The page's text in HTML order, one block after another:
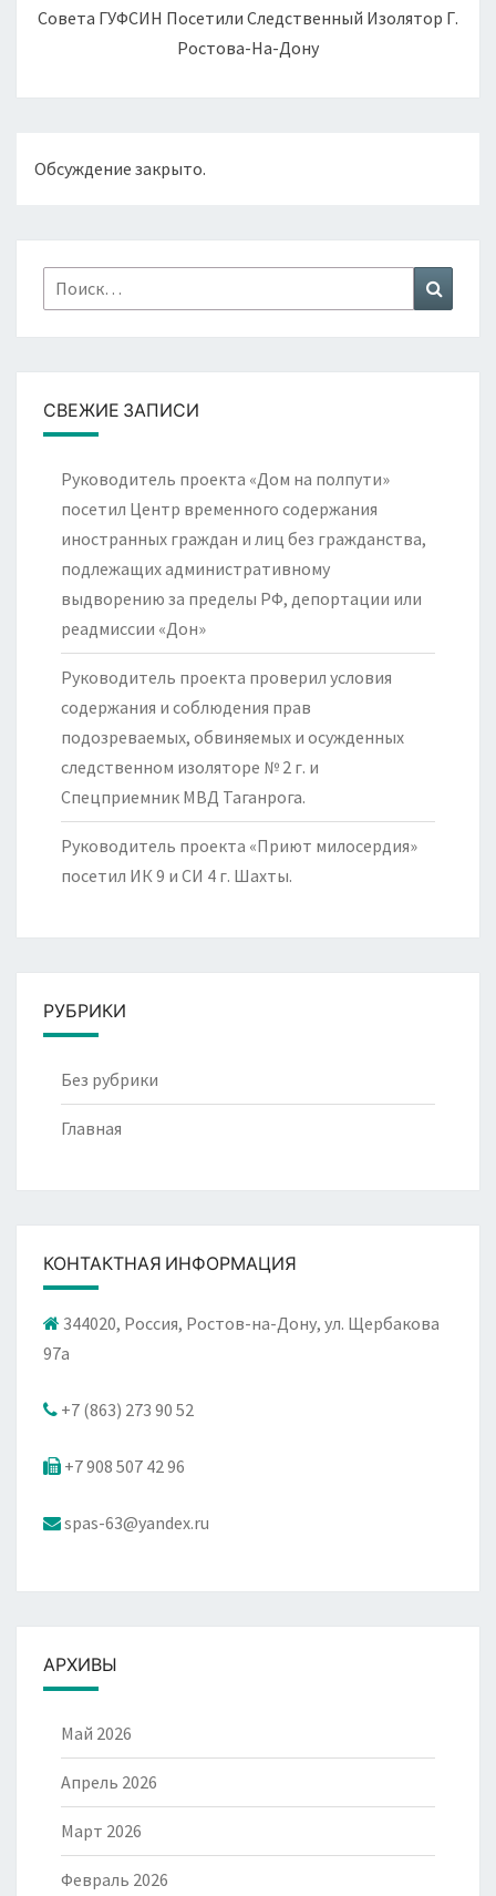
Совета ГУФСИН Посетили Следственный Изолятор Г.
Ростова-На-Дону
Обсуждение закрыто.
Найти:
СВЕЖИЕ ЗАПИСИ
Руководитель проекта «Дом на полпути»
посетил Центр временного содержания
иностранных граждан и лиц без гражданства,
подлежащих административному
выдворению за пределы РФ, депортации или
реадмиссии «Дон»
Руководитель проекта проверил условия
содержания и соблюдения прав
подозреваемых, обвиняемых и осужденных
следственном изоляторе № 2 г. и
Спецприемник МВД Таганрога.
Руководитель проекта «Приют милосердия»
посетил ИК 9 и СИ 4 г. Шахты.
РУБРИКИ
Без рубрики
Главная
КОНТАКТНАЯ ИНФОРМАЦИЯ
344020, Россия, Ростов-на-Дону, ул. Щербакова
97а
+7 (863) 273 90 52
+7 908 507 42 96
spas-63@yandex.ru
АРХИВЫ
Май 2026
Апрель 2026
Март 2026
Февраль 2026